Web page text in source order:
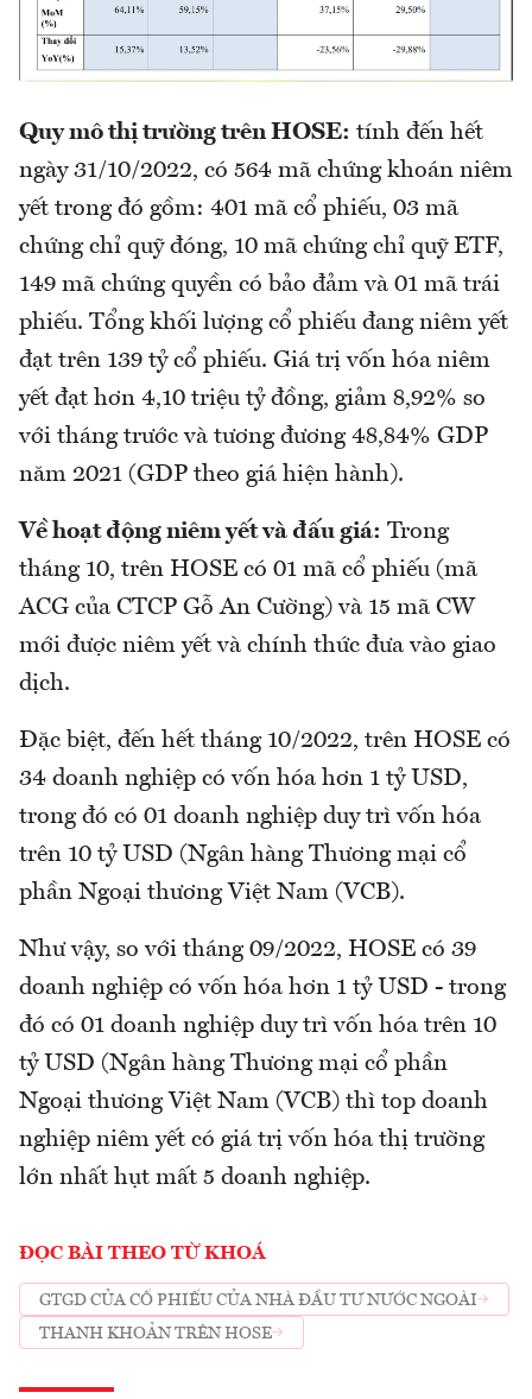
Quy mô thị trường trên HOSE: tính đến hết
ngày 31/10/2022, có 564 mã chứng khoán niêm
yết trong đó gồm: 401 mã cổ phiếu, 03 mã
chứng chỉ quỹ đóng, 10 mã chứng chỉ quỹ ETF,
149 mã chứng quyền có bảo đảm và 01 mã trái
phiếu. Tổng khối lượng cổ phiếu đang niêm yết
đạt trên 139 tỷ cổ phiếu. Giá trị vốn hóa niêm
yết đạt hơn 4,10 triệu tỷ đồng, giảm 8,92% so
với tháng trước và tương đương 48,84% GDP
năm 2021 (GDP theo giá hiện hành).
Về hoạt động niêm yết và đấu giá: Trong
tháng 10, trên HOSE có 01 mã cổ phiếu (mã
ACG của CTCP Gỗ An Cường) và 15 mã CW
mới được niêm yết và chính thức đưa vào giao
dịch.
Đặc biệt, đến hết tháng 10/2022, trên HOSE có
34 doanh nghiệp có vốn hóa hơn 1 tỷ USD,
trong đó có 01 doanh nghiệp duy trì vốn hóa
trên 10 tỷ USD (Ngân hàng Thương mại cổ
phần Ngoại thương Việt Nam (VCB).
Như vậy, so với tháng 09/2022, HOSE có 39
doanh nghiệp có vốn hóa hơn 1 tỷ USD - trong
đó có 01 doanh nghiệp duy trì vốn hóa trên 10
tỷ USD (Ngân hàng Thương mại cổ phần
Ngoại thương Việt Nam (VCB) thì top doanh
nghiệp niêm yết có giá trị vốn hóa thị trường
lớn nhất hụt mất 5 doanh nghiệp.
ĐỌC BÀI THEO TỪ KHOÁ
GTGD CỦA CỔ PHIẾU CỦA NHÀ ĐẦU TƯ NƯỚC NGOÀI
THANH KHOẢN TRÊN HOSE